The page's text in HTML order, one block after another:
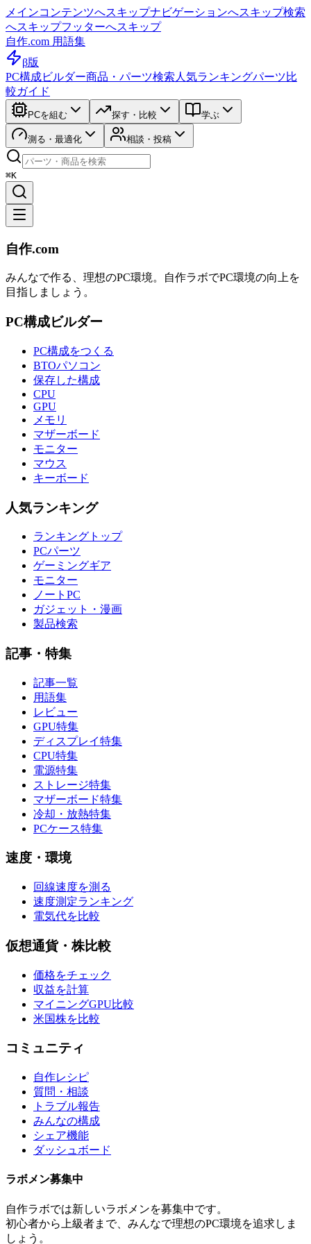
メインコンテンツへスキップナビゲーションへスキップ検索
へスキップフッターへスキップ
自作.com 用語集
β版
PC構成ビルダー商品・パーツ検索 人気ランキングパーツ比
較ガイド
PCを組む 探す・比較 学ぶ
測る・最適化 相談・投稿
⌘K
自作.com
みんなで作る、理想のPC環境。 自作ラボでPC環境の向上を
目指しましょう。
PC構成ビルダー
PC構成をつくる
BTOパソコン
保存した構成
CPU
GPU
メモリ
マザーボード
モニター
マウス
キーボード
人気ランキング
ランキングトップ
PCパーツ
ゲーミングギア
モニター
ノートPC
ガジェット・漫画
製品検索
記事・特集
記事一覧
用語集
レビュー
GPU特集
ディスプレイ特集
CPU特集
電源特集
ストレージ特集
マザーボード特集
冷却・放熱特集
PCケース特集
速度・環境
回線速度を測る
速度測定ランキング
電気代を比較
仮想通貨・株比較
価格をチェック
収益を計算
マイニングGPU比較
米国株を比較
コミュニティ
自作レシピ
質問・相談
トラブル報告
みんなの構成
シェア機能
ダッシュボード
ラボメン募集中
自作ラボでは新しいラボメンを募集中です。
初心者から上級者まで、みんなで理想のPC環境を追求しま
しょう。